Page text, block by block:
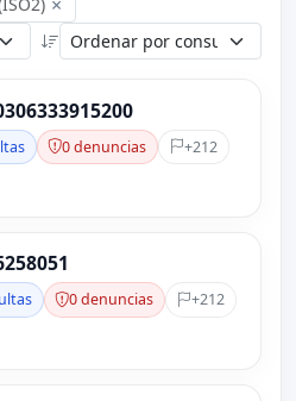
0 denuncias
+212
0 denuncias
+212